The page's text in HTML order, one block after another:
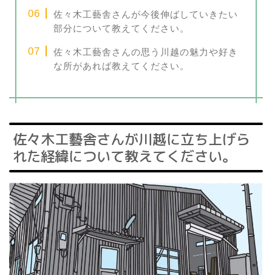
佐々木工藝舎さんが今後伸ばしていきたい
部分について教えてください。
佐々木工藝舎さんの思う川越の魅力や好き
な所があれば教えてください。
佐々木工藝舎さんが川越に立ち上げら
れた経緯について教えてください。